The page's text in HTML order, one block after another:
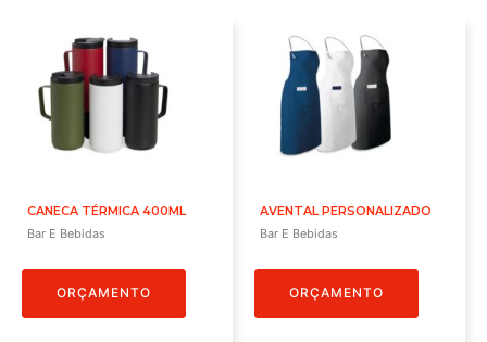
CANECA TÉRMICA 400ML
Bar E Bebidas
ORÇAMENTO
AVENTAL PERSONALIZADO
Bar E Bebidas
ORÇAMENTO